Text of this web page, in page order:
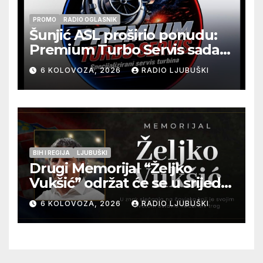
PROMO RADIO OGLASNIK
Šunjić ASL proširio ponudu:
Premium Turbo Servis sada
na jednoj adresi u Ljubuškom
6 KOLOVOZA, 2026 RADIO LJUBUŠKI
BIH I REGIJA LJUBUŠKI
Drugi Memorijal “Željko
Vukšić” održat će se u srijedu
12. kolovoza u Otoku
6 KOLOVOZA, 2026 RADIO LJUBUŠKI